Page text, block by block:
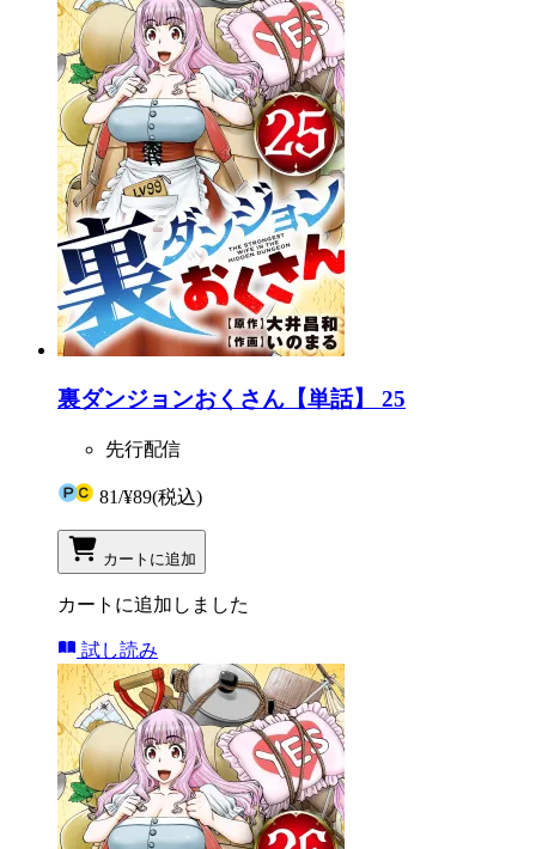
裏ダンジョンおくさん【単話】 25
先行配信
81/¥89(税込)
カートに追加
カートに追加しました
試し読み